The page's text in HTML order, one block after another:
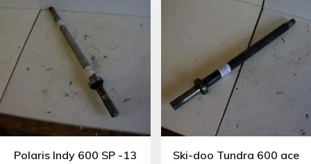
Polaris Indy 600 SP -13
Ski-doo Tundra 600 ace